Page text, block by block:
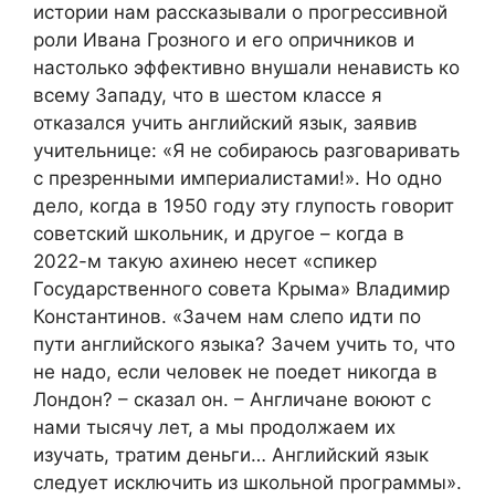
истории нам рассказывали о прогрессивной
роли Ивана Грозного и его опричников и
настолько эффективно внушали ненависть ко
всему Западу, что в шестом классе я
отказался учить английский язык, заявив
учительнице: «Я не собираюсь разговаривать
с презренными империалистами!». Но одно
дело, когда в 1950 году эту глупость говорит
советский школьник, и другое – когда в
2022-м такую ахинею несет «спикер
Государственного совета Крыма» Владимир
Константинов. «Зачем нам слепо идти по
пути английского языка? Зачем учить то, что
не надо, если человек не поедет никогда в
Лондон? – сказал он. – Англичане воюют с
нами тысячу лет, а мы продолжаем их
изучать, тратим деньги… Английский язык
следует исключить из школьной программы».